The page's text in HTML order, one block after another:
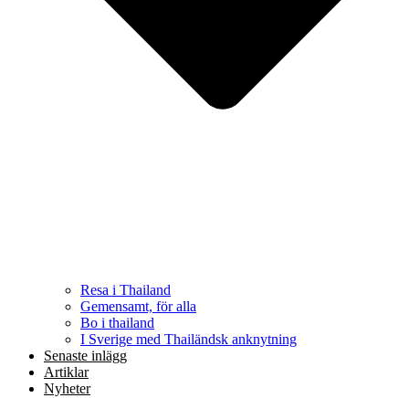
Resa i Thailand
Gemensamt, för alla
Bo i thailand
I Sverige med Thailändsk anknytning
Senaste inlägg
Artiklar
Nyheter